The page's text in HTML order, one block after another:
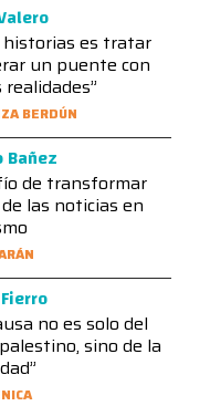
historias es tratar
un puente con
BERDÚN
Bañez
de transformar
las noticias en
no es solo del
sino de la